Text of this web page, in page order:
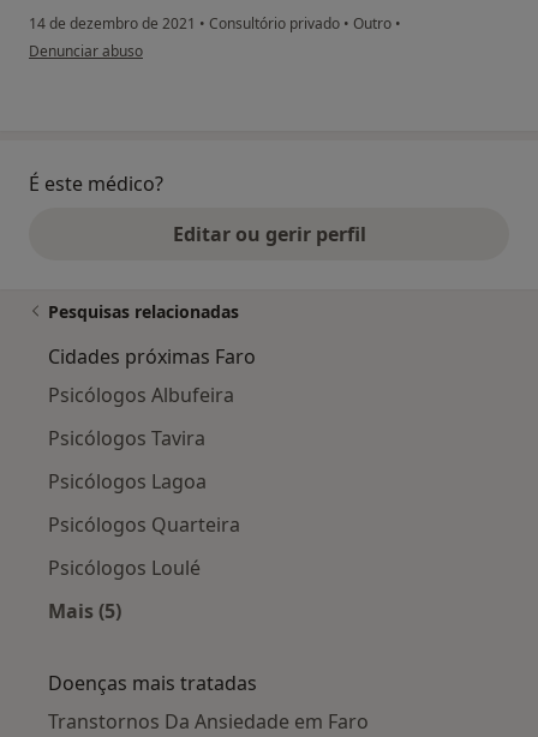
14 de dezembro de 2021 • Consultório privado • Outro •
na opinião do utilizador M.C
Denunciar abuso
É este médico?
Editar ou gerir perfil
Pesquisas relacionadas
Cidades próximas Faro
Psicólogos Albufeira
Psicólogos Tavira
Psicólogos Lagoa
Psicólogos Quarteira
Psicólogos Loulé
Mais (5)
Doenças mais tratadas
Transtornos Da Ansiedade em Faro